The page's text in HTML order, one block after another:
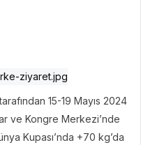
15-19 Mayıs 2024
ve Kongre Merkezi’nde
Kupası’nda +70 kg’da